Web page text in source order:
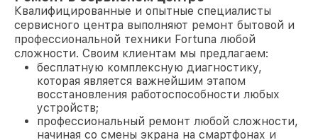
Квалифицированные и опытные специалисты
сервисного центра выполняют ремонт бытовой и
профессиональной техники Fortuna любой
сложности. Своим клиентам мы предлагаем:
бесплатную комплексную диагностику,
которая является важнейшим этапом
восстановления работоспособности любых
устройств;
профессиональный ремонт любой сложности,
начиная со смены экрана на смартфонах и